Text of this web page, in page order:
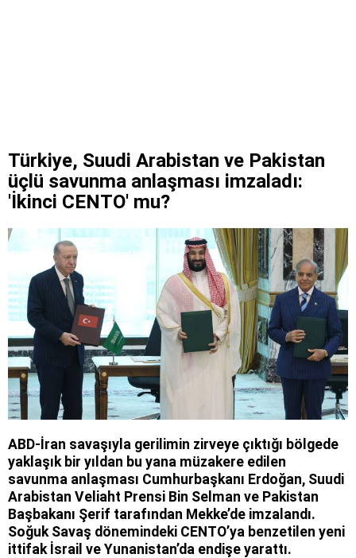
Türkiye, Suudi Arabistan ve Pakistan
üçlü savunma anlaşması imzaladı:
'İkinci CENTO' mu?
ABD-İran savaşıyla gerilimin zirveye çıktığı bölgede
yaklaşık bir yıldan bu yana müzakere edilen
savunma anlaşması Cumhurbaşkanı Erdoğan, Suudi
Arabistan Veliaht Prensi Bin Selman ve Pakistan
Başbakanı Şerif tarafından Mekke’de imzalandı.
Soğuk Savaş dönemindeki CENTO’ya benzetilen yeni
ittifak İsrail ve Yunanistan’da endişe yarattı.